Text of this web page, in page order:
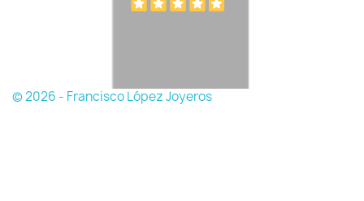
© 2026 - Francisco López Joyeros